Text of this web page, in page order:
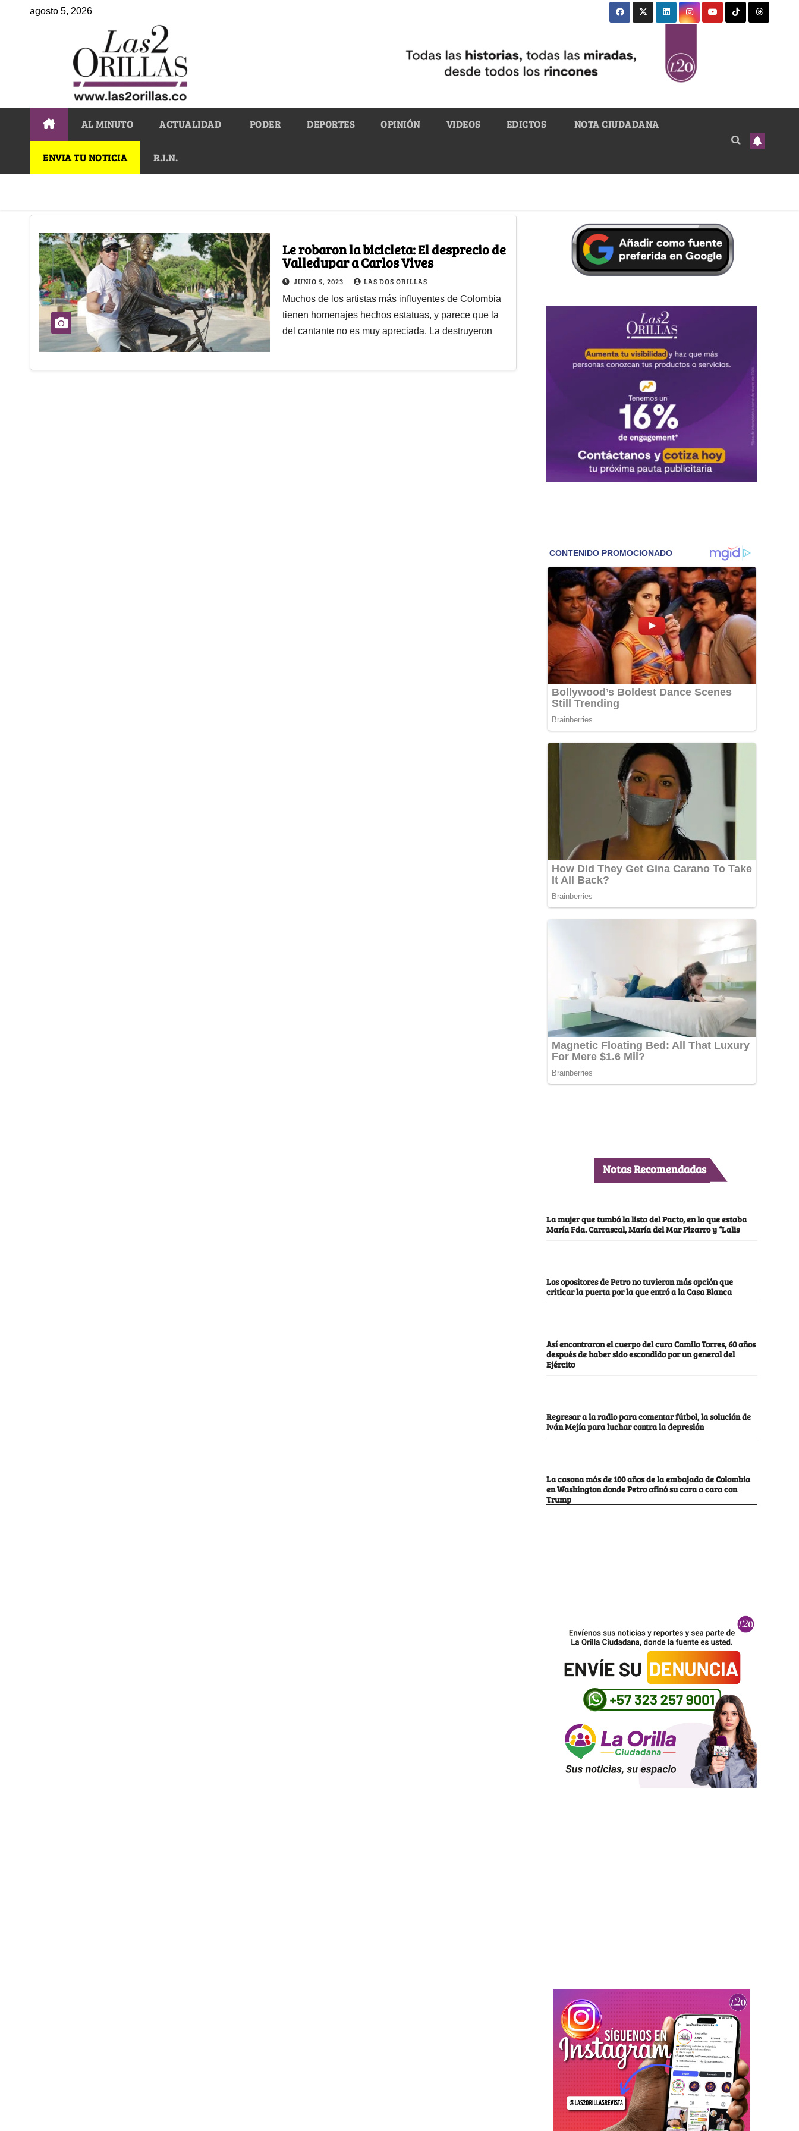
agosto 5, 2026
AL MINUTO ACTUALIDAD PODER DEPORTES OPINIÓN VIDEOS EDICTOS NOTA CIUDADANA
ENVIA TU NOTICIA R.I.N.
Le robaron la bicicleta: El desprecio de
Valledupar a Carlos Vives
JUNIO 5, 2023 LAS DOS ORILLAS
Muchos de los artistas más influyentes de Colombia
tienen homenajes hechos estatuas, y parece que la
del cantante no es muy apreciada. La destruyeron
Notas Recomendadas
La mujer que tumbó la lista del Pacto, en la que estaba
María Fda. Carrascal, María del Mar Pizarro y “Lalis
Los opositores de Petro no tuvieron más opción que
criticar la puerta por la que entró a la Casa Blanca
Así encontraron el cuerpo del cura Camilo Torres, 60 años
después de haber sido escondido por un general del
Ejército
Regresar a la radio para comentar fútbol, la solución de
Iván Mejía para luchar contra la depresión
La casona más de 100 años de la embajada de Colombia
en Washington donde Petro afinó su cara a cara con
Trump